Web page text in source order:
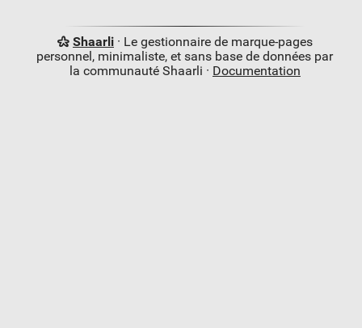
Shaarli· Le gestionnaire de marque-pages
personnel, minimaliste, et sans base de données par
la communauté Shaarli · Documentation